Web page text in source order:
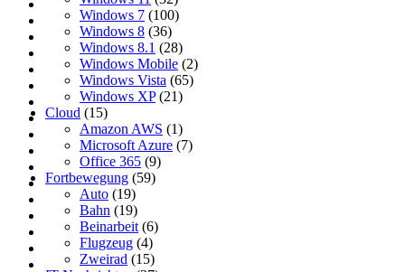
Windows 7 (100)
Windows 8 (36)
Windows 8.1 (28)
Windows Mobile (2)
Windows Vista (65)
Windows XP(21)
Cloud (15)
Amazon AWS (1)
Microsoft Azure (7)
Office 365 (9)
Fortbewegung (59)
Auto (19)
Bahn (19)
Beinarbeit (6)
Flugzeug (4)
Zweirad (15)